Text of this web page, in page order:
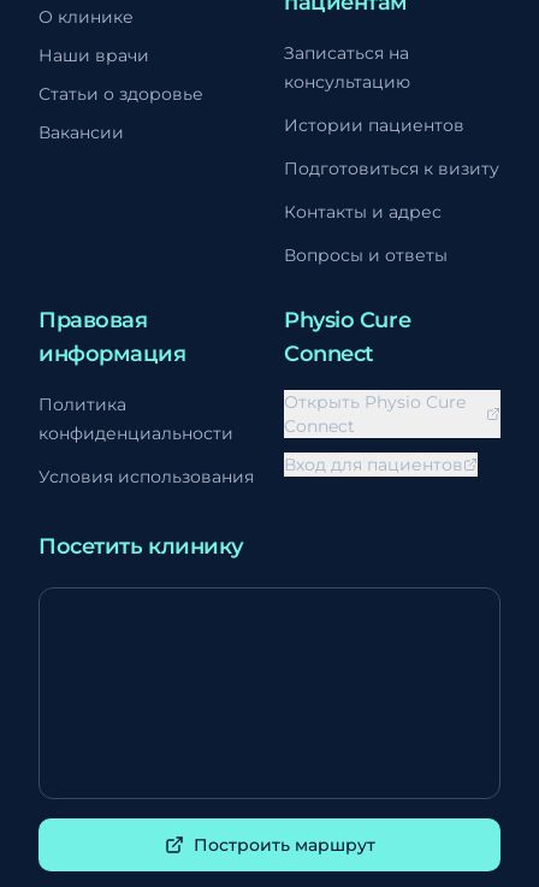
О клинике
Наши врачи
Статьи о здоровье
Вакансии
Записаться на
консультацию
Истории пациентов
Подготовиться к визиту
Контакты и адрес
Вопросы и ответы
Правовая
информация
Политика
конфиденциальности
Условия использования
Physio Cure
Connect
Открыть Physio Cure
Connect
Вход для пациентов
Посетить клинику
Построить маршрут